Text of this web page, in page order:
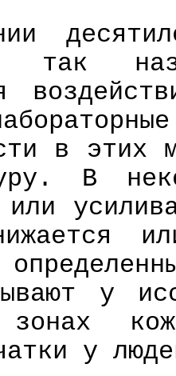
так
в этих
В
или
у
зонах
у